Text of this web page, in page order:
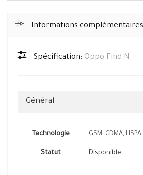
Informations complémentaires
Spécification: Oppo Find N
Général
Technologie GSM, CDMA, HSPA,
Statut Disponible